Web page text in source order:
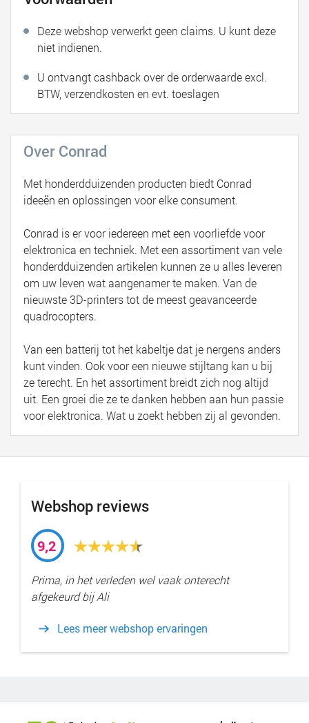
Deze webshop verwerkt geen claims. U kunt deze
niet indienen.
U ontvangt cashback over de orderwaarde excl.
BTW, verzendkosten en evt. toeslagen
Over Conrad
Met honderdduizenden producten biedt Conrad
ideeën en oplossingen voor elke consument.
Conrad is er voor iedereen met een voorliefde voor
elektronica en techniek. Met een assortiment van vele
honderdduizenden artikelen kunnen ze u alles leveren
om uw leven wat aangenamer te maken. Van de
nieuwste 3D-printers tot de meest geavanceerde
quadrocopters.
Van een batterij tot het kabeltje dat je nergens anders
kunt vinden. Ook voor een nieuwe stijltang kan u bij
ze terecht. En het assortiment breidt zich nog altijd
uit. Een groei die ze te danken hebben aan hun passie
voor elektronica. Wat u zoekt hebben zij al gevonden.
Webshop reviews
9,2
Prima, in het verleden wel vaak onterecht
afgekeurd bij Ali
Lees meer webshop ervaringen